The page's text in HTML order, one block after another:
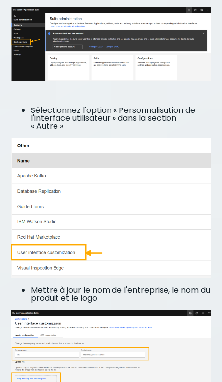
Sélectionnez l'option « Personnalisation de
l'interface utilisateur » dans la section
« Autre »
Mettre à jour le nom de l'entreprise, le nom du
produit et le logo